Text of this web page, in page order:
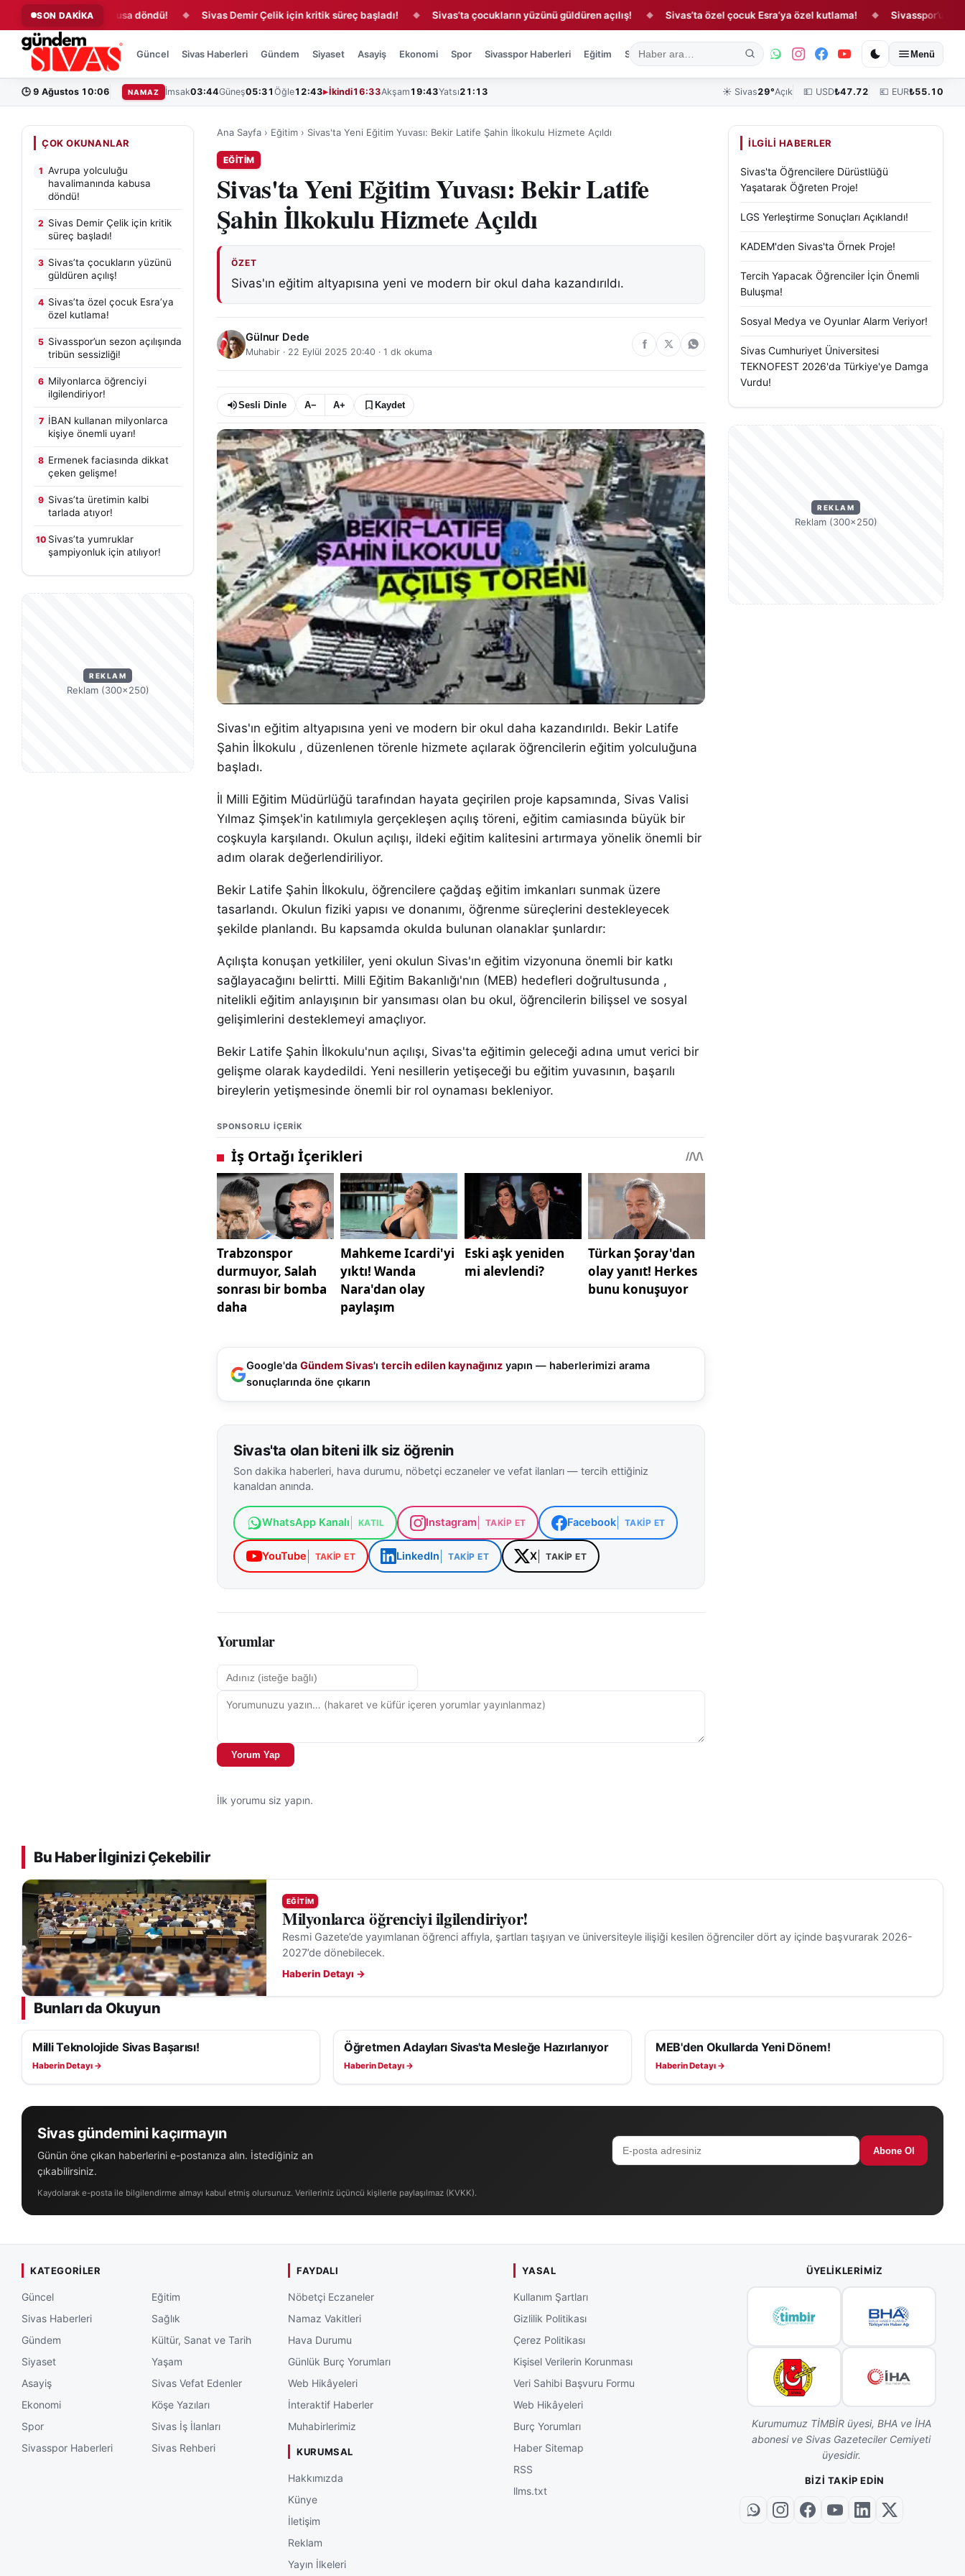
SON DAKİKAkabusa döndü! ◆ Sivas Demir Çelik için kritik süreç başladı! ◆ Sivas’ta çocukların yüzünü güldüren açılış! ◆ Sivas’ta özel çocuk Esra’ya özel kutlama! ◆ Sivasspor’un sezon
Güncel Sivas Haberleri Gündem Siyaset Asayiş Ekonomi Spor Sivasspor Haberleri Eğitim Sağlık Kültür, Sanat ve Tarih Yaşam Sivas Vefat Edenler Köşe
Menü
🕒 9 Ağustos 10:06 NAMAZ İmsak03:44Güneş05:31 Öğle12:43 İkindi16:33Akşam 19:43Yatsı21:13 ☀️ Sivas29°Açık 💵 USD₺47.72 💶 EUR₺55.10
ÇOK OKUNANLAR
1 Avrupa yolculuğu
havalimanında kabusa
döndü!
2 Sivas Demir Çelik için kritik
süreç başladı!
3 Sivas’ta çocukların yüzünü
güldüren açılış!
4 Sivas’ta özel çocuk Esra’ya
özel kutlama!
5 Sivasspor’un sezon açılışında
tribün sessizliği!
6 Milyonlarca öğrenciyi
ilgilendiriyor!
7 İBAN kullanan milyonlarca
kişiye önemli uyarı!
8 Ermenek faciasında dikkat
çeken gelişme!
9 Sivas’ta üretimin kalbi
tarlada atıyor!
10 Sivas’ta yumruklar
şampiyonluk için atılıyor!
REKLAM
Reklam (300×250)
Ana Sayfa › Eğitim › Sivas'ta Yeni Eğitim Yuvası: Bekir Latife Şahin İlkokulu Hizmete Açıldı
EĞITIM
Sivas'ta Yeni Eğitim Yuvası: Bekir Latife
Şahin İlkokulu Hizmete Açıldı
ÖZET
Sivas'ın eğitim altyapısına yeni ve modern bir okul daha kazandırıldı.
Gülnur Dede
Muhabir · 22 Eylül 2025 20:40 · 1 dk okuma
Sesli Dinle A− A+ Kaydet
Sivas'ın eğitim altyapısına yeni ve modern bir okul daha kazandırıldı. Bekir Latife
Şahin İlkokulu , düzenlenen törenle hizmete açılarak öğrencilerin eğitim yolculuğuna
başladı.
İl Milli Eğitim Müdürlüğü tarafından hayata geçirilen proje kapsamında, Sivas Valisi
Yılmaz Şimşek'in katılımıyla gerçekleşen açılış töreni, eğitim camiasında büyük bir
coşkuyla karşılandı. Okulun açılışı, ildeki eğitim kalitesini artırmaya yönelik önemli bir
adım olarak değerlendiriliyor.
Bekir Latife Şahin İlkokulu, öğrencilere çağdaş eğitim imkanları sunmak üzere
tasarlandı. Okulun fiziki yapısı ve donanımı, öğrenme süreçlerini destekleyecek
şekilde planlandı. Bu kapsamda okulda bulunan olanaklar şunlardır:
Açılışta konuşan yetkililer, yeni okulun Sivas'ın eğitim vizyonuna önemli bir katkı
sağlayacağını belirtti. Milli Eğitim Bakanlığı'nın (MEB) hedefleri doğrultusunda ,
nitelikli eğitim anlayışının bir yansıması olan bu okul, öğrencilerin bilişsel ve sosyal
gelişimlerini desteklemeyi amaçlıyor.
Bekir Latife Şahin İlkokulu'nun açılışı, Sivas'ta eğitimin geleceği adına umut verici bir
gelişme olarak kaydedildi. Yeni nesillerin yetişeceği bu eğitim yuvasının, başarılı
bireylerin yetişmesinde önemli bir rol oynaması bekleniyor.
SPONSORLU IÇERIK
Google'da Gündem Sivas'ı tercih edilen kaynağınız yapın — haberlerimizi arama
sonuçlarında öne çıkarın
Sivas'ta olan biteni ilk siz öğrenin
Son dakika haberleri, hava durumu, nöbetçi eczaneler ve vefat ilanları — tercih ettiğiniz
kanaldan anında.
WhatsApp Kanalı KATIL Instagram TAKIP ET Facebook TAKIP ET
YouTube TAKIP ET LinkedIn TAKIP ET X TAKIP ET
Yorumlar
Yorum Yap
İlk yorumu siz yapın.
İLGILI HABERLER
Sivas'ta Öğrencilere Dürüstlüğü
Yaşatarak Öğreten Proje!
LGS Yerleştirme Sonuçları Açıklandı!
KADEM'den Sivas'ta Örnek Proje!
Tercih Yapacak Öğrenciler İçin Önemli
Buluşma!
Sosyal Medya ve Oyunlar Alarm Veriyor!
Sivas Cumhuriyet Üniversitesi
TEKNOFEST 2026'da Türkiye'ye Damga
Vurdu!
REKLAM
Reklam (300×250)
Bu Haber İlginizi Çekebilir
EĞITIM
Milyonlarca öğrenciyi ilgilendiriyor!
Resmi Gazete’de yayımlanan öğrenci affıyla, şartları taşıyan ve üniversiteyle ilişiği kesilen öğrenciler dört ay içinde başvurarak 2026-
2027’de dönebilecek.
Haberin Detayı →
Bunları da Okuyun
EĞITIM
Milli Teknolojide Sivas Başarısı!
Haberin Detayı →
EĞITIM
Öğretmen Adayları Sivas'ta Mesleğe Hazırlanıyor
Haberin Detayı →
EĞITIM
MEB'den Okullarda Yeni Dönem!
Haberin Detayı →
Sivas gündemini kaçırmayın
Günün öne çıkan haberlerini e-postanıza alın. İstediğiniz an
çıkabilirsiniz.
Abone Ol
Kaydolarak e-posta ile bilgilendirme almayı kabul etmiş olursunuz. Verileriniz üçüncü kişilerle paylaşılmaz (KVKK).
KATEGORILER
Güncel
Sivas Haberleri
Gündem
Siyaset
Asayiş
Ekonomi
Spor
Sivasspor Haberleri
Eğitim
Sağlık
Kültür, Sanat ve Tarih
Yaşam
Sivas Vefat Edenler
Köşe Yazıları
Sivas İş İlanları
Sivas Rehberi
FAYDALI
Nöbetçi Eczaneler
Namaz Vakitleri
Hava Durumu
Günlük Burç Yorumları
Web Hikâyeleri
İnteraktif Haberler
Muhabirlerimiz
KURUMSAL
Hakkımızda
Künye
İletişim
Reklam
Yayın İlkeleri
YASAL
Kullanım Şartları
Gizlilik Politikası
Çerez Politikası
Kişisel Verilerin Korunması
Veri Sahibi Başvuru Formu
Web Hikâyeleri
Burç Yorumları
Haber Sitemap
RSS
llms.txt
ÜYELIKLERIMIZ
Kurumumuz TİMBİR üyesi, BHA ve İHA
abonesi ve Sivas Gazeteciler Cemiyeti
üyesidir.
BIZI TAKIP EDIN